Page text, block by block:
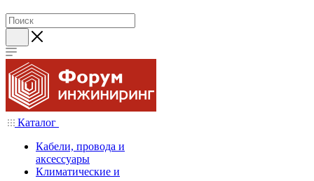
Каталог
Кабели, провода и
аксессуары
Климатические и